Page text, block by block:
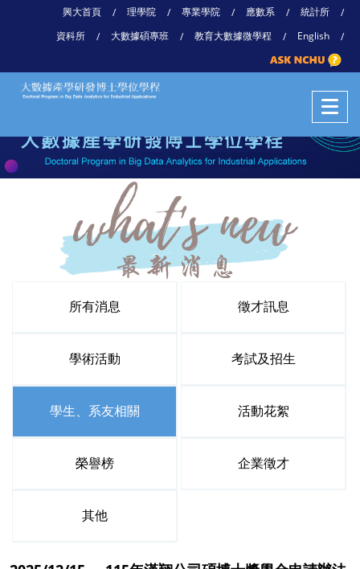
興大首頁 / 理學院 / 專業學院 / 應數系 / 統計所
/
資科所
/ 大數據碩專班 / 教育大數據微學程 / English /
所有消息 徵才訊息
學術活動 考試及招生
學生、系友相關 活動花絮
榮譽榜 企業徵才
其他